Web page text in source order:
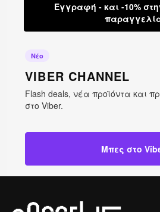
Εγγραφή - και -10% στην πρώτη σου
Νέο
VIBER CHANNEL
Flash deals, νέα προϊόντα και
στο Viber.
Μπες στο